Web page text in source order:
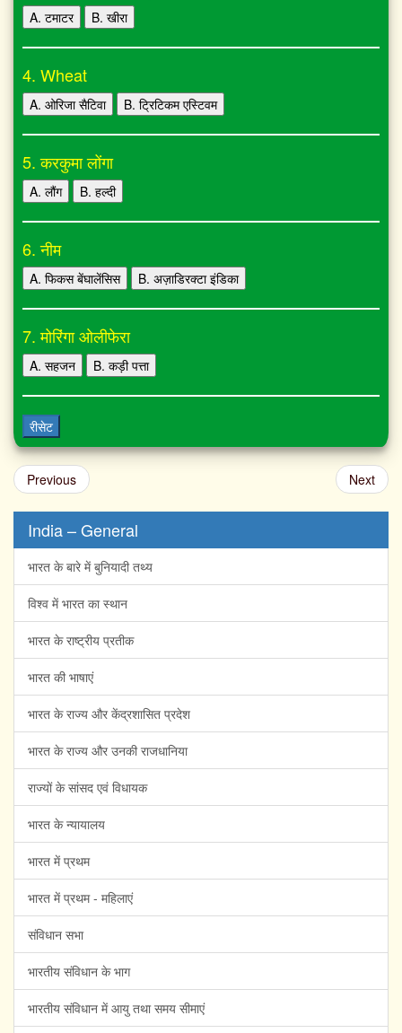
A. टमाटर B. खीरा
4. Wheat
A. ओरिजा सैटिवा B. ट्रिटिकम एस्टिवम
5. करकुमा लोंगा
A. लौंग B. हल्दी
6. नीम
A. फिकस बेंघालेंसिस B. अज़ाडिरक्टा इंडिका
7. मोरिंगा ओलीफेरा
A. सहजन B. कड़ी पत्ता
रीसेट
Previous Next
India – General
भारत के बारे में बुनियादी तथ्य
विश्व में भारत का स्थान
भारत के राष्ट्रीय प्रतीक
भारत की भाषाएं
भारत के राज्य और केंद्रशासित प्रदेश
भारत के राज्य और उनकी राजधानिया
राज्यों के सांसद एवं विधायक
भारत के न्यायालय
भारत में प्रथम
भारत में प्रथम - महिलाएं
संविधान सभा
भारतीय संविधान के भाग
भारतीय संविधान में आयु तथा समय सीमाएं